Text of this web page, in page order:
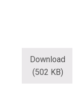
Download
(502 KB)